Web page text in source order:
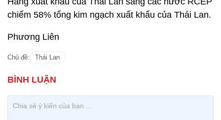
chiếm 58% tổng kim ngạch xuất khẩu của Thái Lan.
Phương Liên
Chủ đề: Thái Lan